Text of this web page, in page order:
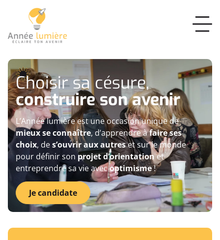
Choisir sa césure,
construire son avenir
L’Année lumière est une occasion unique de
mieux se connaître, d’apprendre àfaire ses
choix, des’ouvrir aux autreset sur le monde
pour définir son projet d’orientationet
entreprendre sa vie avecoptimisme!
Je candidate